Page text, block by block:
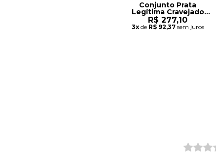
Conjunto Prata
Legítima Cravejado
Rosa
R$ 277,10
3xde R$ 92,37sem juros